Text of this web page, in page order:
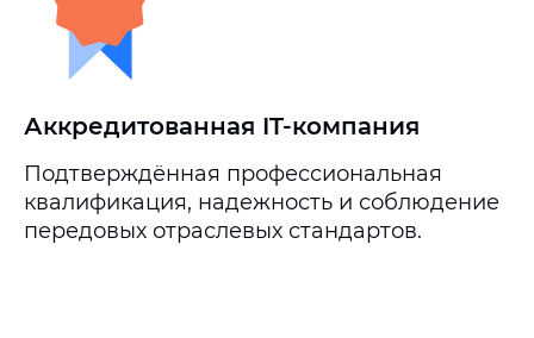
Аккредитованная IT-компания
Подтверждённая профессиональная
квалификация, надежность и соблюдение
передовых отраслевых стандартов.